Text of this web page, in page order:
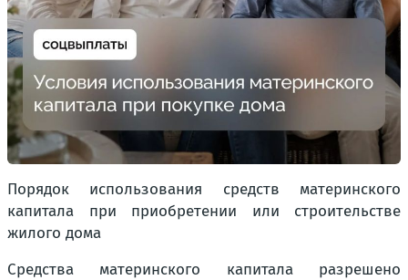
Порядок использования средств материнского
капитала при приобретении или строительстве
жилого дома
Средства материнского капитала разрешено